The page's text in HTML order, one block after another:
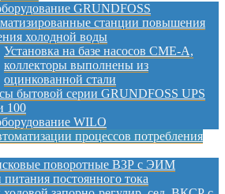
GRUNDFOSS
станции повышения
холодной воды
Установка на базе насосов CME-A,
коллекторы выполнены из
оцинкованной стали
бытовой серии GRUNDFOSS UPS
100
WILO
процессов потребления
поворотные ВЗР с ЭИМ
постоянного тока